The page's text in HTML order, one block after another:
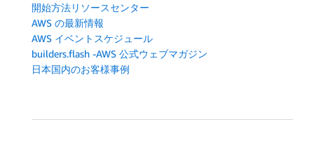
開始方法リソースセンター
AWS の最新情報
AWS イベントスケジュール
builders.flash -AWS 公式ウェブマガジン
日本国内のお客様事例